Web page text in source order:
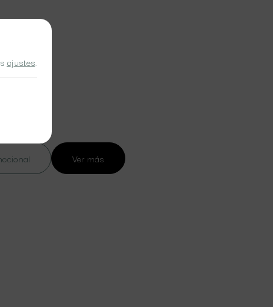
Ver más
ajustes